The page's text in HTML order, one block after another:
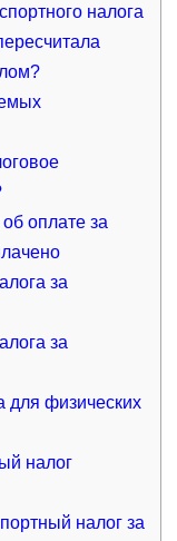
налога
оплате за
за
за
для физических
налог
налог за